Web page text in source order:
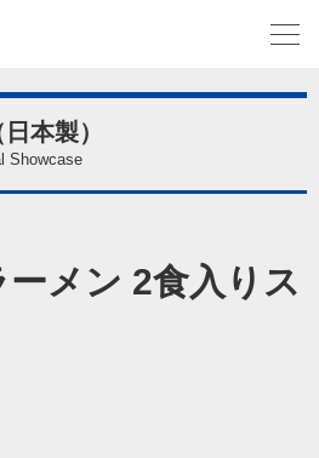
本製）
Showcase
メン 2食入りス